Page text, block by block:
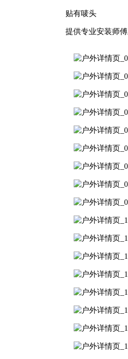
贴有唛头
提供专业安装师